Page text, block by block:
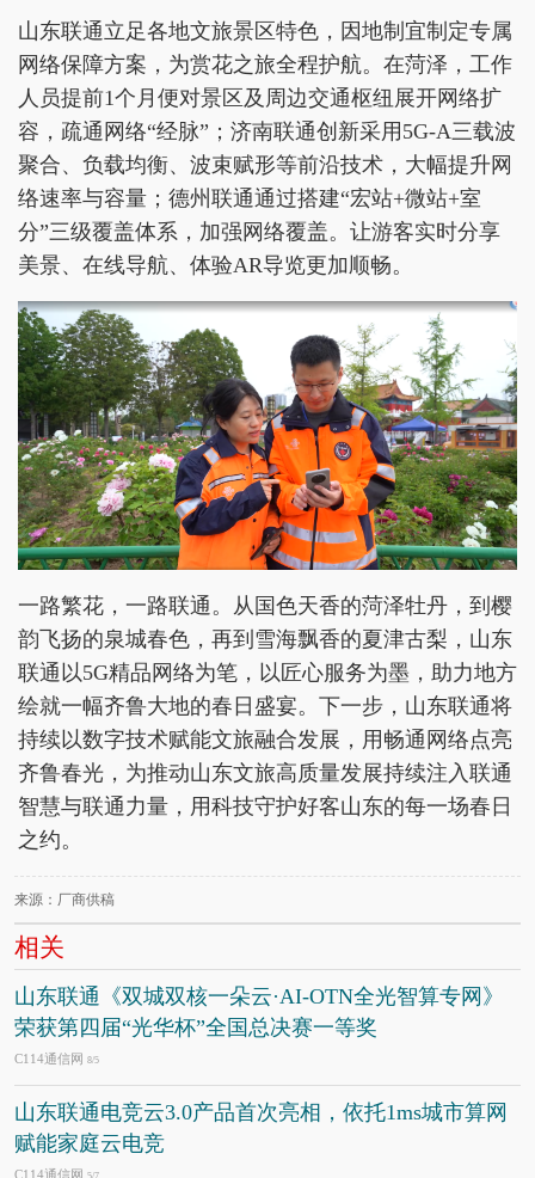
山东联通立足各地文旅景区特色，因地制宜制定专属
网络保障方案，为赏花之旅全程护航。在菏泽，工作
人员提前1个月便对景区及周边交通枢纽展开网络扩
容，疏通网络“经脉”；济南联通创新采用5G-A三载波
聚合、负载均衡、波束赋形等前沿技术，大幅提升网
络速率与容量；德州联通通过搭建“宏站+微站+室
分”三级覆盖体系，加强网络覆盖。让游客实时分享
美景、在线导航、体验AR导览更加顺畅。
一路繁花，一路联通。从国色天香的菏泽牡丹，到樱
韵飞扬的泉城春色，再到雪海飘香的夏津古梨，山东
联通以5G精品网络为笔，以匠心服务为墨，助力地方
绘就一幅齐鲁大地的春日盛宴。下一步，山东联通将
持续以数字技术赋能文旅融合发展，用畅通网络点亮
齐鲁春光，为推动山东文旅高质量发展持续注入联通
智慧与联通力量，用科技守护好客山东的每一场春日
之约。
来源：厂商供稿
相关
山东联通《双城双核一朵云·AI-OTN全光智算专网》
荣获第四届“光华杯”全国总决赛一等奖
C114通信网 8/5
山东联通电竞云3.0产品首次亮相，依托1ms城市算网
赋能家庭云电竞
C114通信网